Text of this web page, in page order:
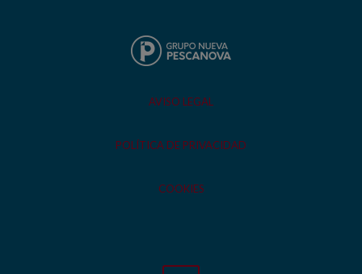
AVISO LEGAL
POLÍTICA DE PRIVACIDAD
COOKIES